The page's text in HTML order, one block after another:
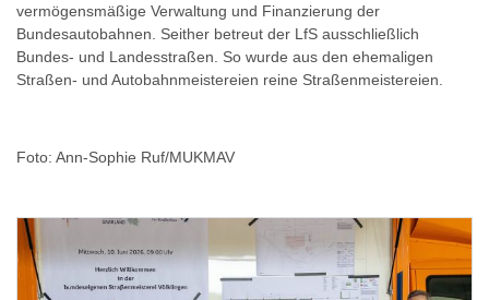
vermögensmäßige Verwaltung und Finanzierung der
Bundesautobahnen. Seither betreut der LfS ausschließlich
Bundes- und Landesstraßen. So wurde aus den ehemaligen
Straßen- und Autobahnmeistereien reine Straßenmeistereien.
Foto: Ann-Sophie Ruf/MUKMAV